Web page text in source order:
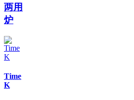
两用
炉
Time
K